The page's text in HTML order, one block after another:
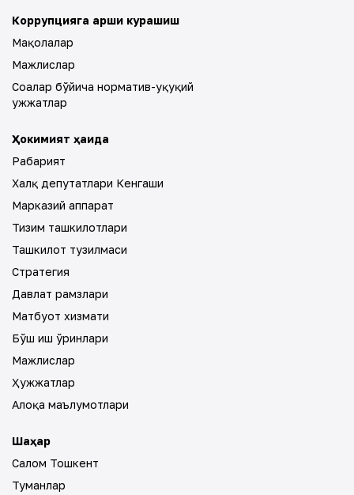
Коррупцияга қарши курашиш
Мақолалар
Мажлислар
Соҳалар бўйича норматив-ҳуқуқий
ҳужжатлар
Ҳокимият ҳақида
Раҳбарият
Халқ депутатлари Кенгаши
Марказий аппарат
Тизим ташкилотлари
Ташкилот тузилмаси
Стратегия
Давлат рамзлари
Матбуот хизмати
Бўш иш ўринлари
Мажлислар
Ҳужжатлар
Алоқа маълумотлари
Шаҳар
Салом Тошкент
Туманлар